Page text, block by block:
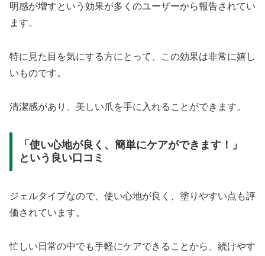
明感が増すという効果が多くのユーザーから報告されてい
ます。
特に見た目を気にする方にとって、この効果は非常に嬉し
いものです。
清潔感があり、美しい爪を手に入れることができます。
「使い心地が良く、簡単にケアができます！」
という良い口コミ
ジェルタイプなので、使い心地が良く、塗りやすい点も評
価されています。
忙しい日常の中でも手軽にケアできることから、続けやす